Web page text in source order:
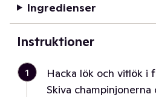
Ingredienser
Instruktioner
1
Hacka lök och vitlök i
Skiva